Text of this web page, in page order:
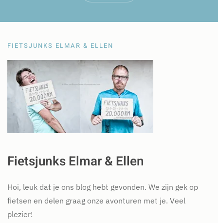
FIETSJUNKS ELMAR & ELLEN
Fietsjunks Elmar & Ellen
Hoi, leuk dat je ons blog hebt gevonden. We zijn gek op
fietsen en delen graag onze avonturen met je. Veel
plezier!